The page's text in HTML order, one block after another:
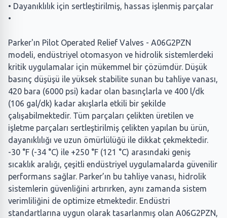
• Dayanıklılık için sertleştirilmiş, hassas işlenmiş parçalar
•
Parker'ın Pilot Operated Relief Valves - A06G2PZN
modeli, endüstriyel otomasyon ve hidrolik sistemlerdeki
kritik uygulamalar için mükemmel bir çözümdür. Düşük
basınç düşüşü ile yüksek stabilite sunan bu tahliye vanası,
420 bara (6000 psi) kadar olan basınçlarla ve 400 l/dk
(106 gal/dk) kadar akışlarla etkili bir şekilde
çalışabilmektedir. Tüm parçaları çelikten üretilen ve
işletme parçaları sertleştirilmiş çelikten yapılan bu ürün,
dayanıklılığı ve uzun ömürlülüğü ile dikkat çekmektedir.
-30 °F (-34 °C) ile +250 °F (121 °C) arasındaki geniş
sıcaklık aralığı, çeşitli endüstriyel uygulamalarda güvenilir
performans sağlar. Parker’ın bu tahliye vanası, hidrolik
sistemlerin güvenliğini artırırken, aynı zamanda sistem
verimliliğini de optimize etmektedir. Endüstri
standartlarına uygun olarak tasarlanmış olan A06G2PZN,